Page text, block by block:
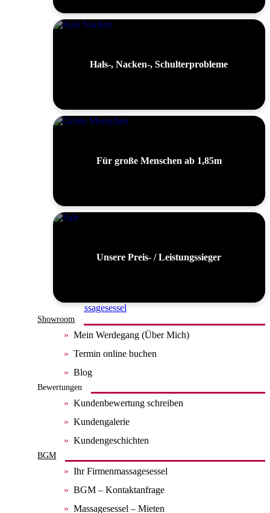
Hals-, Nacken-, Schulterprobleme
Für große Menschen ab 1,85m
Unsere Preis- / Leistungssieger
Alle Massagesessel
Showroom
Mein Werdegang (Über Mich)
Termin online buchen
Blog
Bewertungen
Kundenbewertung schreiben
Kundengalerie
Kundengeschichten
BGM
Ihr Firmenmassagesessel
BGM – Kontaktanfrage
Massagesessel – Mieten